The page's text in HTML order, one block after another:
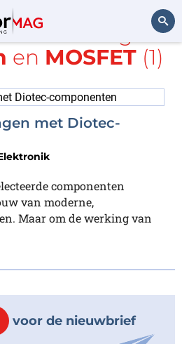
Zoeken
met de tags
en MOSFET(1)
met Diotec-
componenten
van moderne,
Maar om de werking van
voor de nieuwbrief